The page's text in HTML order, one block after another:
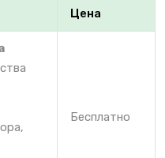
Цена
Бесплатно